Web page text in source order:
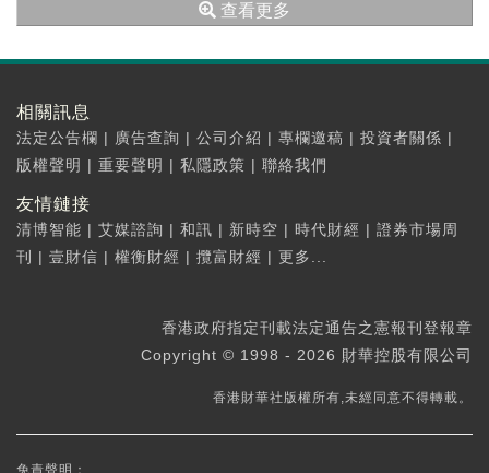
查看更多
相關訊息
法定公告欄 | 廣告查詢 | 公司介紹 | 專欄邀稿 | 投資者關係 |
版權聲明 | 重要聲明 | 私隱政策 | 聯絡我們
友情鏈接
清博智能 | 艾媒諮詢 | 和訊 | 新時空 | 時代財經 | 證券市場周
刊
| 壹財信 | 權衡財經 | 攬富財經 | 更多...
香港政府指定刊載法定通告之憲報刊登報章
Copyright © 1998 - 2026 財華控股有限公司
香港財華社版權所有,未經同意不得轉載。